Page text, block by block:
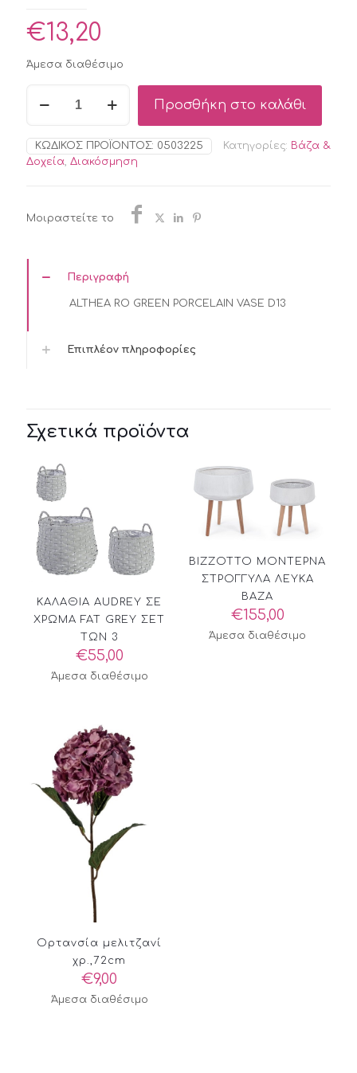
€13,20
Άμεσα διαθέσιμο
RO
PORCELAIN
VASE
D13
Προσθήκη στο καλάθι
ΚΩΔΙΚΌΣ ΠΡΟΪΌΝΤΟΣ: 0503225 Κατηγορίες: Βάζα &
Δοχεία, Διακόσμηση
Μοιραστείτε το
Περιγραφή
ALTHEA RO GREEN PORCELAIN VASE D13
Επιπλέον πληροφορίες
Σχετικά προϊόντα
ΚΑΛΑΘΙΑ AUDREY ΣΕ
ΧΡΩΜΑ FAT GREY ΣΕΤ
ΤΩΝ 3
€55,00
Άμεσα διαθέσιμο
BIZZOTTO ΜΟΝΤΕΡΝΑ
ΣΤΡΟΓΓΥΛΑ ΛΕΥΚΑ
ΒΑΖΑ
€155,00
Άμεσα διαθέσιμο
Ορτανσία μελιτζανί
χρ.,72cm
€9,00
Άμεσα διαθέσιμο